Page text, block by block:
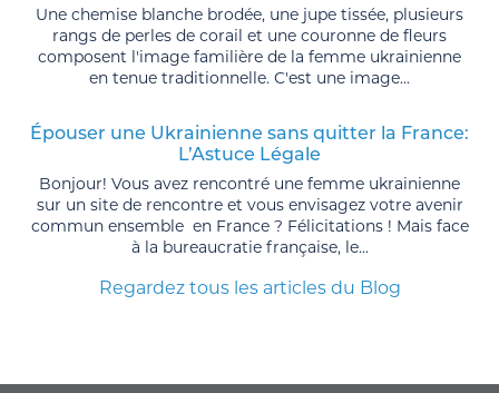
Une chemise blanche brodée, une jupe tissée, plusieurs
rangs de perles de corail et une couronne de fleurs
composent l'image familière de la femme ukrainienne
en tenue traditionnelle. C'est une image...
Épouser une Ukrainienne sans quitter la France:
L’Astuce Légale
Bonjour! Vous avez rencontré une femme ukrainienne
sur un site de rencontre et vous envisagez votre avenir
commun ensemble en France ? Félicitations ! Mais face
à la bureaucratie française, le...
Regardez tous les articles du Blog